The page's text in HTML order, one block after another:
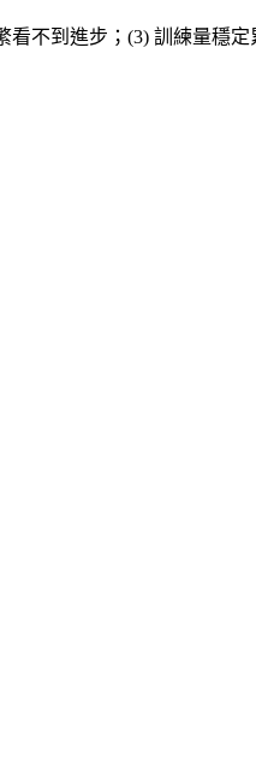
看不到進步；(3) 訓練量穩